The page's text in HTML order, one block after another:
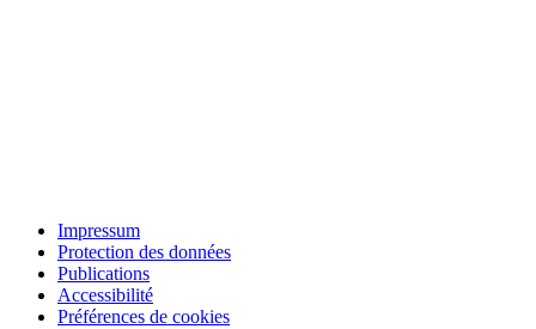
Impressum
Protection des données
Publications
Accessibilité
Préférences de cookies